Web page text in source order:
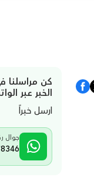
كن مراسلنا
الخبر عبر
ارسل خبراً
جوال